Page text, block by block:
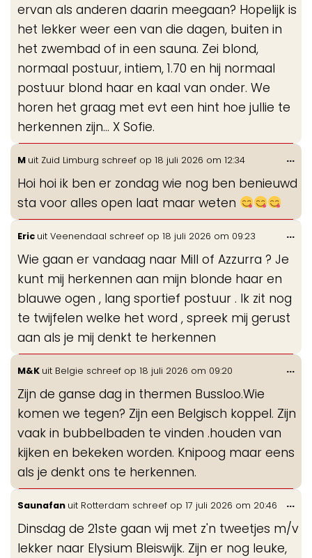
ervan als anderen daarin meegaan? Hopelijk is
het lekker weer een van die dagen, buiten in
het zwembad of in een sauna. Zei blond,
normaal postuur, intiem, 1.70 en hij normaal
postuur blond haar en kaal van onder. We
horen het graag met evt een hint hoe jullie te
herkennen zijn… X Sofie.
M uit Zuid Limburg schreef op 18 juli 2026 om 12:34
Hoi hoi ik ben er zondag wie nog ben benieuwd
sta voor alles open laat maar weten
...
Eric uit Veenendaal schreef op 18 juli 2026 om 09:23
Wie gaan er vandaag naar Mill of Azzurra ? Je
kunt mij herkennen aan mijn blonde haar en
blauwe ogen , lang sportief postuur . Ik zit nog
te twijfelen welke het word , spreek mij gerust
aan als je mij denkt te herkennen
...
M&K uit Belgie schreef op 18 juli 2026 om 09:20
Zijn de ganse dag in thermen Bussloo.Wie
komen we tegen? Zijn een Belgisch koppel. Zijn
vaak in bubbelbaden te vinden .houden van
kijken en bekeken worden. Knipoog maar eens
als je denkt ons te herkennen.
...
Saunafan uit Rotterdam schreef op 17 juli 2026 om 20:46
Dinsdag de 21ste gaan wij met z'n tweetjes m/v
lekker naar Elysium Bleiswijk. Zijn er nog leuke,
...